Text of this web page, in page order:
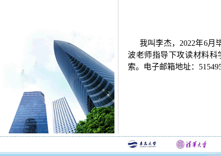
我叫李杰，2022年6月
波老师指导下攻读材料
索。电子邮箱地址：